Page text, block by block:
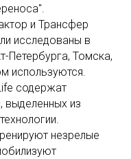
и Трансфер
исследованы в
Петербурга, Томска,
используются.
содержат
выделенных из
незрелые